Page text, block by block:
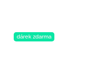
dárek zdarma